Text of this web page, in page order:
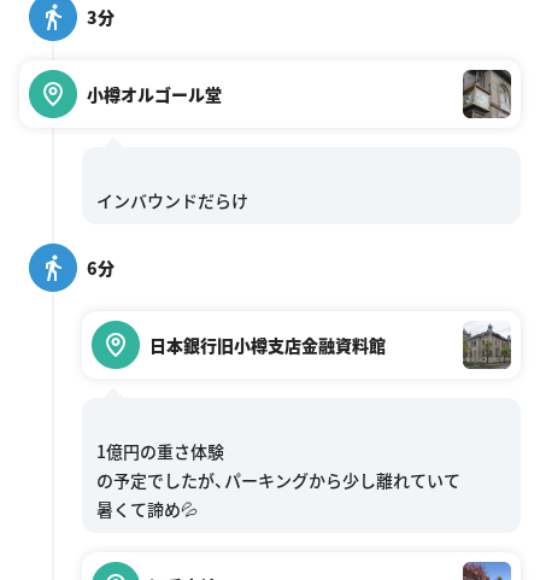
3分
小樽オルゴール堂
6分
日本銀行旧小樽支店金融資料館
1億円の重さ体験
の予定でしたが、パーキングから少し離れていて